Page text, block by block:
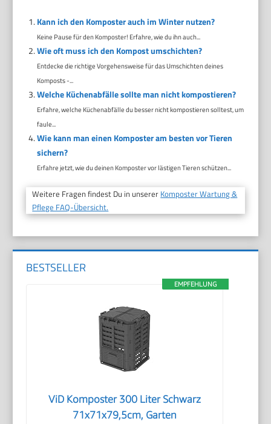
Kann ich den Komposter auch im Winter nutzen?
Keine Pause für den Komposter! Erfahre, wie du ihn auch...
Wie oft muss ich den Kompost umschichten?
Entdecke die richtige Vorgehensweise für das Umschichten deines
Komposts -...
Welche Küchenabfälle sollte man nicht kompostieren?
Erfahre, welche Küchenabfälle du besser nicht kompostieren solltest, um
faule...
Wie kann man einen Komposter am besten vor Tieren
sichern?
Erfahre jetzt, wie du deinen Komposter vor lästigen Tieren schützen...
Weitere Fragen findest Du in unserer Komposter Wartung &
Pflege FAQ-Übersicht.
BESTSELLER
EMPFEHLUNG
ViD Komposter 300 Liter Schwarz
71x71x79,5cm, Garten